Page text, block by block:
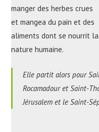
manger des herbes crues
et mangea du pain et des
aliments dont se nourrit la
nature humaine.
Elle partit alors pour
Rocamadour et Saint-
Jérusalem et le Saint-